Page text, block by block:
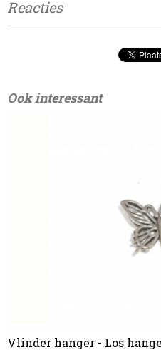
Reacties
Ook interessant
Vlinder hanger - Los